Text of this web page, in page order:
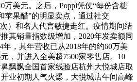
万美元。之后，Poppi凭仗“每份含糖
苹果醋”的明显卖点，通过社交
次）和名人代言敏捷走红。疫情期间结
其销量指数级增加，2020年发卖额同
年，其年营收已从2018年的约60万美
，并进入全美超7500家零售店。10
飘飘全国首家线验店杭州大悦城店取
业初期人气火爆，大悦城店午间高峰